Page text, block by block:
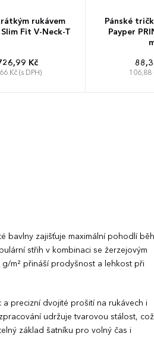
rukávem
Fit V-Neck-T
Kč
Kč (s DPH)
Pánské
Payper
106,88
bavlny zajišťuje maximální pohodlí
střih v kombinaci se žerzejovým
m² přináší prodyšnost a lehkost při
a precizní dvojité prošití na rukávech i
udržuje tvarovou stálost,
základ šatníku pro volný čas i